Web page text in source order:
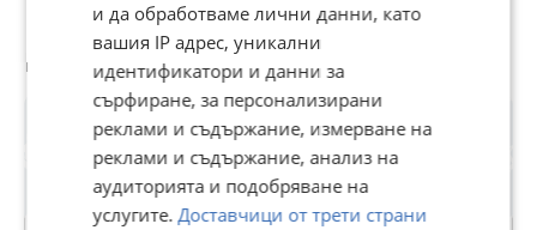
Потребител
и да обработваме лични данни, като
вашия IP адрес, уникални
идентификатори и данни за
сърфиране, за персонализирани
реклами и съдържание, измерване на
реклами и съдържание, анализ на
аудиторията и подобряване на
услугите.Доставчици от трети страни